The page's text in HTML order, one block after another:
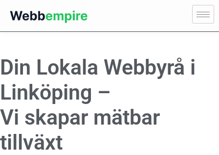
Din Lokala Webbyrå i
Linköping –
Vi skapar mätbar
tillväxt